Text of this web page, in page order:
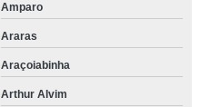
Amparo
Araras
Araçoiabinha
Arthur Alvim